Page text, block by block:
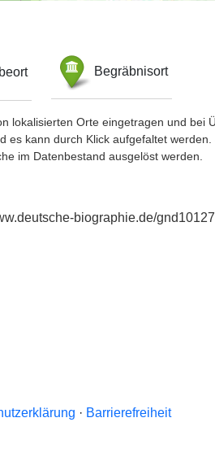
Begräbnisort
lokalisierten Orte eingetragen und bei
kann durch Klick aufgefaltet
im Datenbestand ausgelöst werden.
biographie.de/
· Barrierefreiheit